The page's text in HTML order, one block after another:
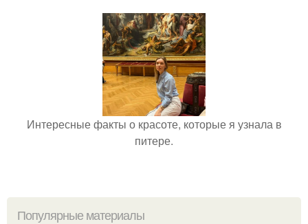
Интересные факты о красоте, которые я узнала в
питере.
Популярные материалы